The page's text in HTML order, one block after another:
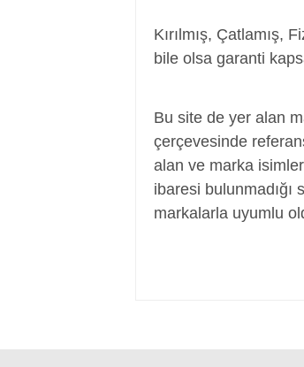
Kırılmış, Çatlamış,
bile olsa garanti
Bu site de yer alan
çerçevesinde
alan ve marka
ibaresi bulunmadığı
markalarla uyumlu